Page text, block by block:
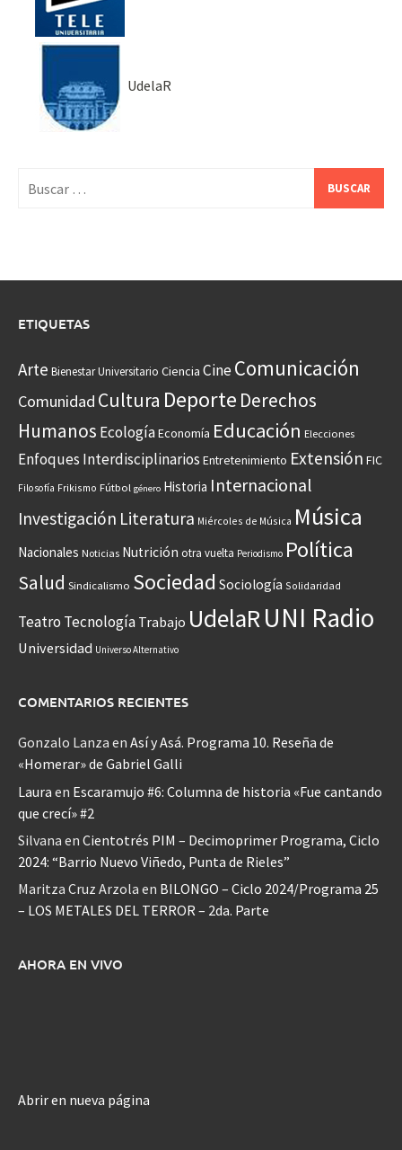
UdelaR
ETIQUETAS
Arte Bienestar Universitario Ciencia CineComunicación
Comunidad Cultura Deporte Derechos
Humanos EcologíaEconomía Educación Elecciones
Enfoques Interdisciplinarios Entretenimiento Extensión FIC
Filosofía Frikismo Fútbol género Historia Internacional
Investigación Literatura Miércoles de Música Música
Nacionales Noticias Nutrición otra vuelta Periodismo Política
Salud Sindicalismo Sociedad Sociología Solidaridad
Teatro Tecnología Trabajo UdelaRUNI Radio
Universidad Universo Alternativo
COMENTARIOS RECIENTES
Gonzalo Lanza en Así y Asá. Programa 10. Reseña de
«Homerar» de Gabriel Galli
Laura en Escaramujo #6: Columna de historia «Fue cantando
que crecí» #2
Silvana en Cientotrés PIM – Decimoprimer Programa, Ciclo
2024: “Barrio Nuevo Viñedo, Punta de Rieles”
Maritza Cruz Arzola en BILONGO – Ciclo 2024/Programa 25
– LOS METALES DEL TERROR – 2da. Parte
AHORA EN VIVO
Abrir en nueva página